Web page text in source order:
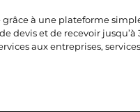
à une plateforme
devis et de recevoir jusqu’à
aux entreprises,